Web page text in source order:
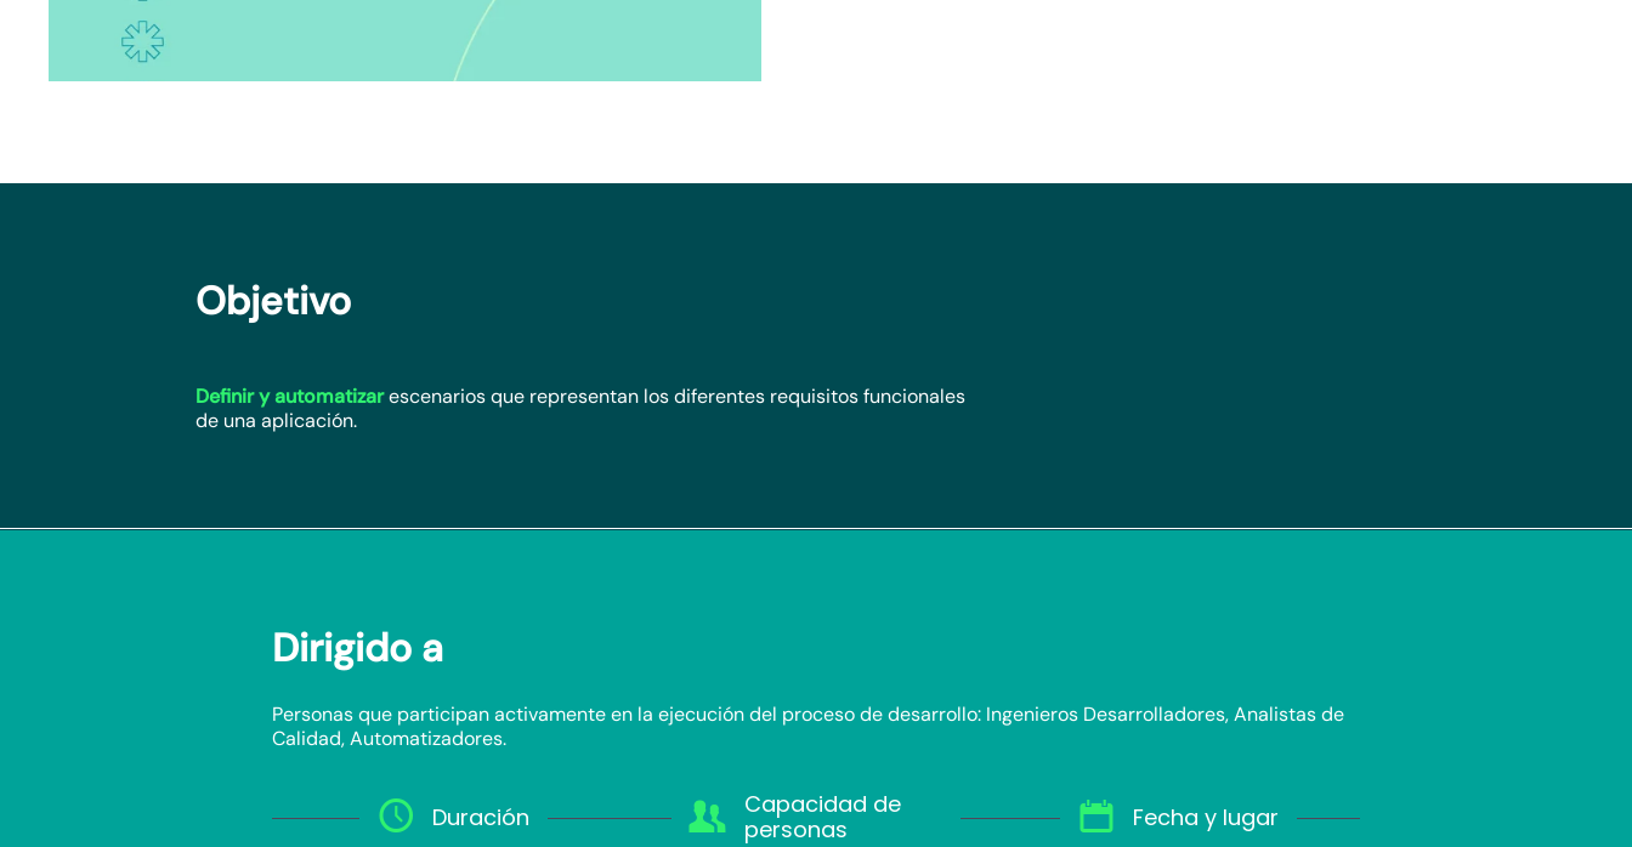
Hit enter to search or ESC to close
Objetivo
Definir y automatizarescenarios que representan los diferentes requisitos funcionales
de una aplicación.
Dirigido a
Personas que participan activamente en la ejecución del proceso de desarrollo: Ingenieros Desarrolladores, Analistas de
Calidad, Automatizadores.
Duración
Capacidad de
personas
Fecha y lugar